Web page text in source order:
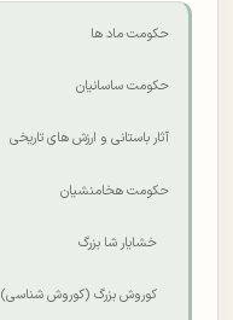
حکومت ماد ها
حکومت ساسانیان
آثار باستانی و ارزش های تاریخی
حکومت هخامنشیان
خشایار شا بزرگ
کوروش بزرگ (کوروش شناسی)